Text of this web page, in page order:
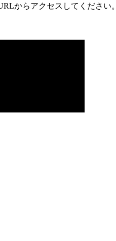
からアクセスしてください。